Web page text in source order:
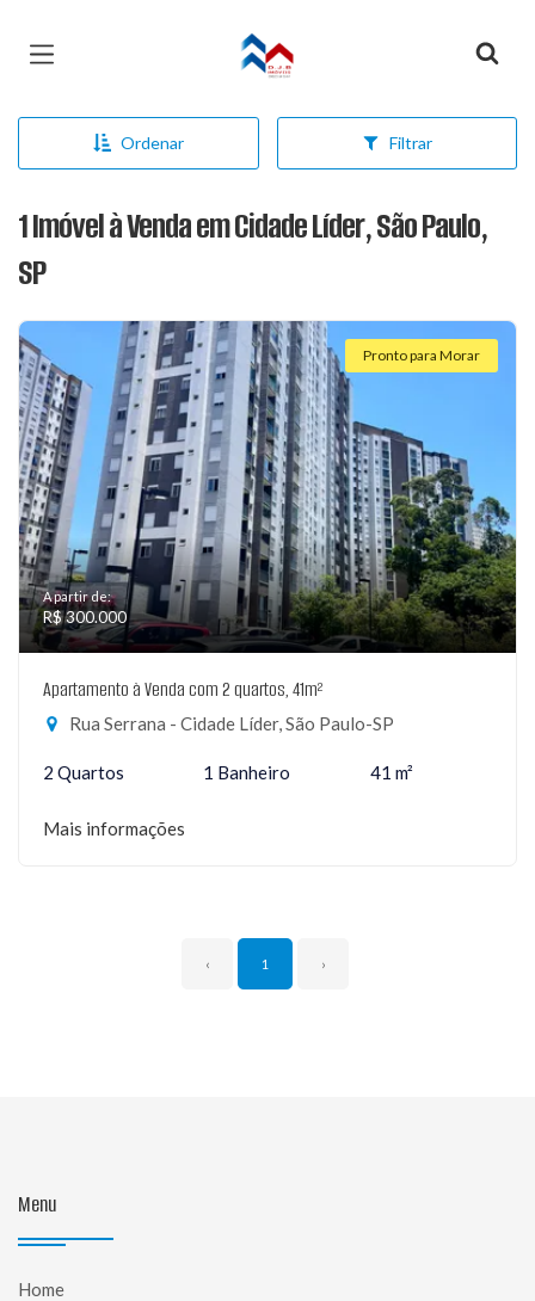
Página inicial
Ordenar Filtrar
1 Imóvel à Venda em Cidade Líder, São Paulo,
SP
Pronto para Morar
A partir de:
R$ 300.000
Apartamento à Venda com 2 quartos, 41m²
Rua Serrana - Cidade Líder, São Paulo-SP
2 Quartos 1 Banheiro 41 m²
Mais informações
‹ 1 ›
Menu
Home